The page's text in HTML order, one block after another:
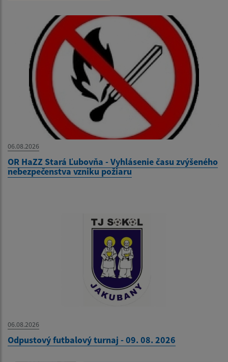
06.08.2026
OR HaZZ Stará Ľubovňa - Vyhlásenie času zvýšeného
nebezpečenstva vzniku požiaru
06.08.2026
Odpustový futbalový turnaj - 09. 08. 2026